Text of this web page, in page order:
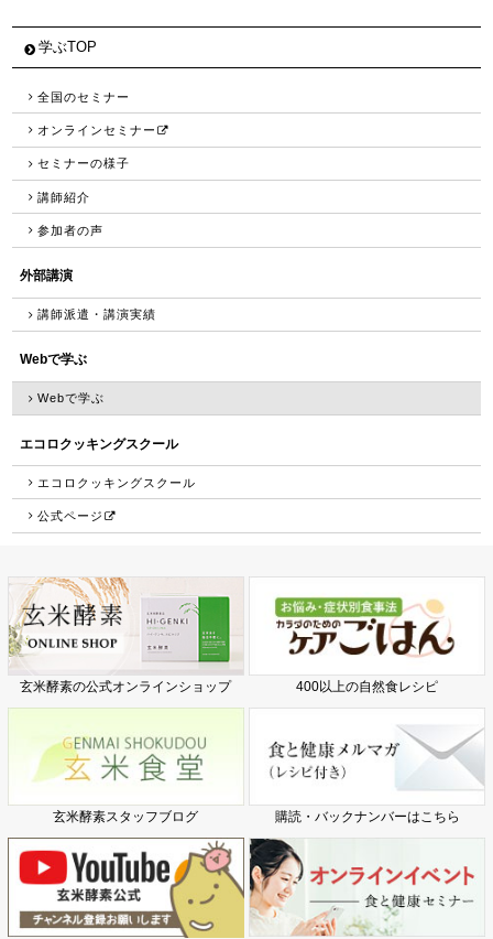
学ぶTOP
全国のセミナー
オンラインセミナー
セミナーの様子
講師紹介
参加者の声
外部講演
講師派遣・講演実績
Webで学ぶ
Webで学ぶ
エコロクッキングスクール
エコロクッキングスクール
公式ページ
玄米酵素の公式オンラインショップ 400以上の自然食レシピ
玄米酵素スタッフブログ 購読・バックナンバーはこちら